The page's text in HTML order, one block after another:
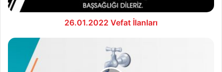
26.01.2022 Vefat İlanları
26.01.2022